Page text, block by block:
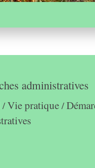
administratives
/Vie pratique/